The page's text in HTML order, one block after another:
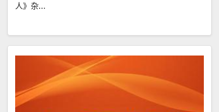
人》杂…